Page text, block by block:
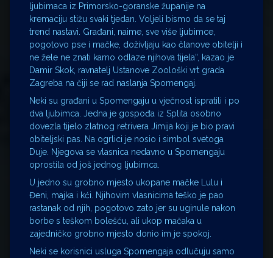
ljubimaca iz Primorsko-goranske županije na
kremaciju stižu svaki tjedan. Voljeli bismo da se taj
trend nastavi. Građani, naime, sve više ljubimce,
pogotovo pse i mačke, doživljaju kao članove obitelji i
ne žele ne znati kamo odlaze njihova tijela“, kazao je
Damir Skok, ravnatelj Ustanove Zoološki vrt grada
Zagreba na čiji se rad naslanja Spomengaj.
Neki su građani u Spomengaju u vječnost ispratili i po
dva ljubimca. Jedna je gospođa iz Splita osobno
dovezla tijelo zlatnog retrivera Jimija koji je bio pravi
obiteljski pas. Na ogrlici je nosio i simbol svetoga
Duje. Njegova se vlasnica nedavno u Spomengaju
oprostila od još jednog ljubimca.
U jedno su grobno mjesto ukopane mačke Lulu i
Đeni, majka i kći. Njihovim vlasnicima teško je pao
rastanak od njih, pogotovo zato jer su uginule nakon
borbe s teškom bolešću, ali ukop mačaka u
zajedničko grobno mjesto donio im je spokoj.
Neki se korisnici usluga Spomengaja odlučuju samo